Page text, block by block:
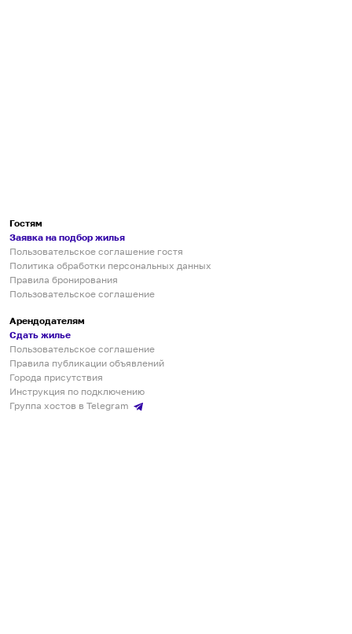
Гостям
Заявка на подбор жилья
Пользовательское соглашение гостя
Политика обработки персональных данных
Правила бронирования
Пользовательское соглашение
Арендодателям
Сдать жилье
Пользовательское соглашение
Правила публикации объявлений
Города присутствия
Инструкция по подключению
Группа хостов в Telegram